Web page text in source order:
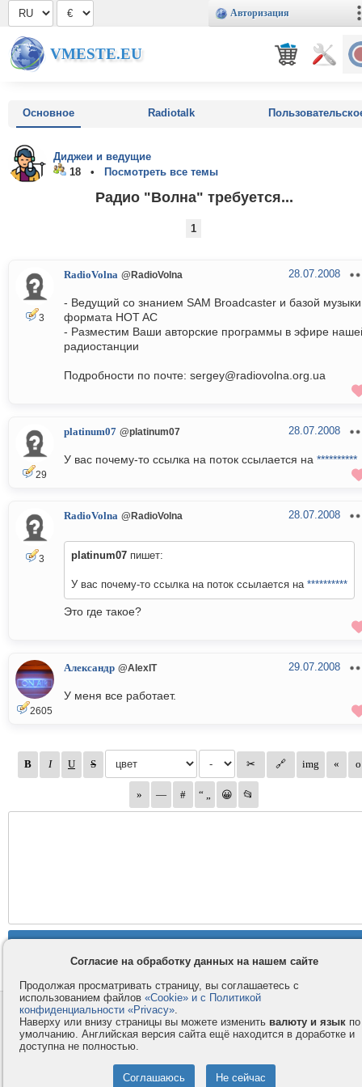
Авторизация
VMESTE.EU
Основное Radiotalk
Диджеи и ведущие
18 •
Посмотреть все темы
Радио "Волна" требуется...
1
3
RadioVolna @RadioVolna 28.07.2008
- Ведущий со знанием SAM Broadcaster и базой музыки
формата HOT AC
- Разместим Ваши авторские программы в эфире
радиостанции
Подробности по почте: sergey@radiovolna.org.ua
29
platinum07 @platinum07 28.07.2008
У вас почему-то ссылка на поток ссылается на **********
3
RadioVolna @RadioVolna 28.07.2008
platinum07 пишет:
У вас почему-то ссылка на поток ссылается на **********
Это где такое?
2605
Александр @AlexIT 29.07.2008
У меня все работает.
Контакты
Компания
Правила и условия
Услуги
Форумы
Согласие на обработку данных на нашем сайте
Продолжая просматривать страницу, вы соглашаетесь с
использованием файлов «Cookie» и с Политикой
конфиденциальности «Privacy».
Наверху или внизу страницы вы можете изменить валюту и язык по
умолчанию. Английская версия сайта ещё находится в доработке и
доступна не полностью.